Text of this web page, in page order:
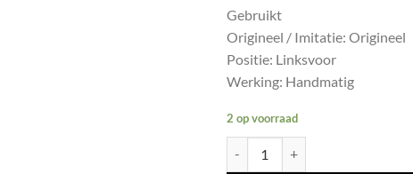
Gebruikt
Origineel / Imitatie: Origineel
Positie: Linksvoor
Werking: Handmatig
2 op voorraad